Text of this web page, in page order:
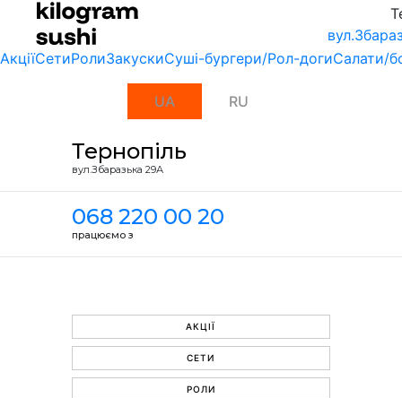
АкціїСетиРолиЗакускиСуші-бургери/Рол-догиСалати/
UA RU
Тернопіль
вул.Збаразька 29А
068 220 00 20
працюємо з
АКЦІЇ
СЕТИ
РОЛИ